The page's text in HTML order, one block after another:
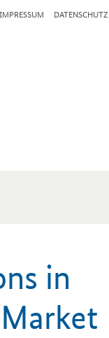
IMPRESSUM DATENSCHUTZ
in